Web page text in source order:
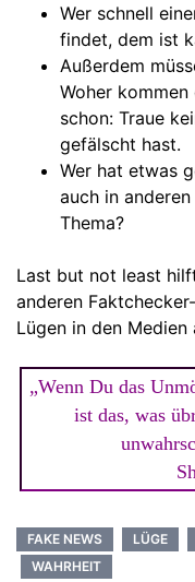
Wer schnell
findet, dem ist
Außerdem
Woher
schon: Traue
gefälscht hast.
Wer hat etwas
auch in
Thema?
Last but not least
anderen
Lügen in den Medien
„Wenn Du das
ist das, was
FAKE NEWS LÜGE
WAHRHEIT